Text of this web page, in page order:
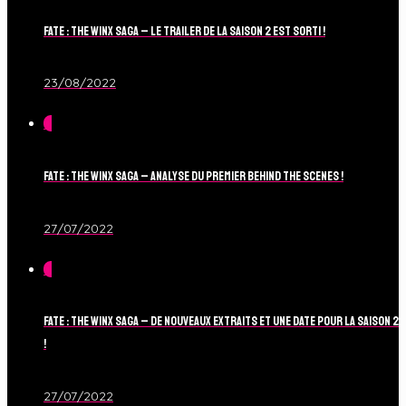
Fate : The Winx Saga – Le Trailer de la Saison 2 est sorti !
23/08/2022
0
Fate : The Winx Saga – Analyse du Premier Behind The Scenes !
27/07/2022
0
Fate : The Winx Saga – De nouveaux extraits et une date pour la Saison 2
!
27/07/2022